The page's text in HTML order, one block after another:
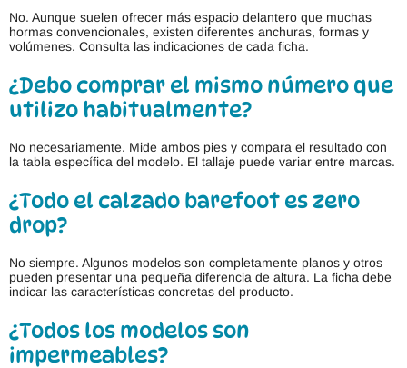
No. Aunque suelen ofrecer más espacio delantero que muchas
hormas convencionales, existen diferentes anchuras, formas y
volúmenes. Consulta las indicaciones de cada ficha.
¿Debo comprar el mismo número que
utilizo habitualmente?
No necesariamente. Mide ambos pies y compara el resultado con
la tabla específica del modelo. El tallaje puede variar entre marcas.
¿Todo el calzado barefoot es zero
drop?
No siempre. Algunos modelos son completamente planos y otros
pueden presentar una pequeña diferencia de altura. La ficha debe
indicar las características concretas del producto.
¿Todos los modelos son
impermeables?